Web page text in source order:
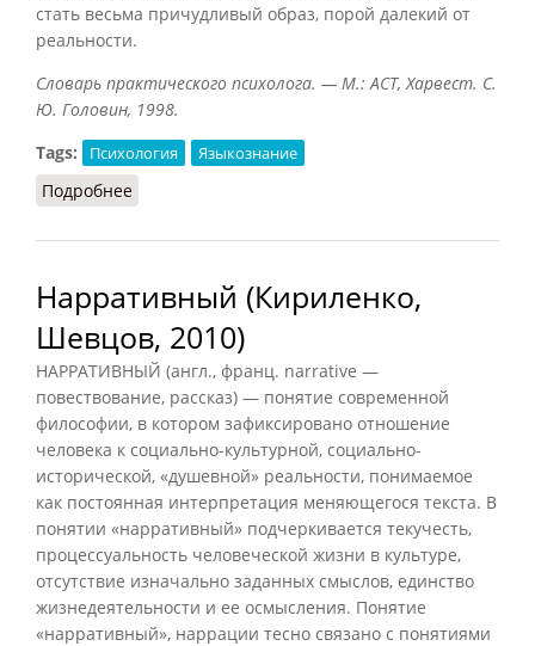
стать весьма причудливый образ, порой далекий от
реальности.
Словарь практического психолога. — М.: АСТ, Харвест. С.
Ю. Головин, 1998.
Tags:
Психология Языкознание
Подробнее
Нарративный (Кириленко,
Шевцов, 2010)
НАРРАТИВНЫЙ (англ., франц. narrative —
повествование, рассказ) — понятие современной
философии, в котором зафиксировано отношение
человека к социально-культурной, социально-
исторической, «душевной» реальности, понимаемое
как постоянная интерпретация меняющегося текста. В
понятии «нарративный» подчеркивается текучесть,
процессуальность человеческой жизни в культуре,
отсутствие изначально заданных смыслов, единство
жизнедеятельности и ее осмысления. Понятие
«нарративный», наррации тесно связано с понятиями